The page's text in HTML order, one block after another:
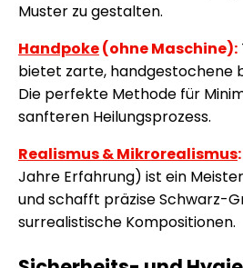
Muster zu gestalten.
Handpoke(ohne Maschine):
bietet zarte, handgestochene
Die perfekte Methode für
sanfteren Heilungsprozess.
Realismus & Mikrorealismus:
Jahre Erfahrung) ist ein
und schafft präzise Schwarz-
surrealistische Kompositionen.